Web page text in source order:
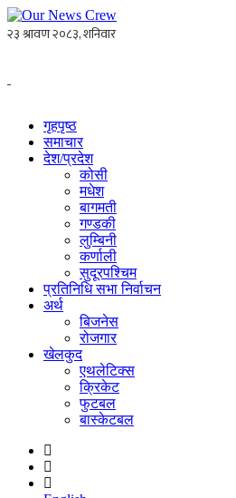
गृहपृष्ठ
समाचार
देश/प्रदेश
कोसी
मधेश
बागमती
गण्डकी
लुम्बिनी
कर्णाली
सुदूरपश्चिम
प्रतिनिधि सभा निर्वाचन
अर्थ
बिजनेस
रोजगार
खेलकुद
एथलेटिक्स
क्रिकेट
फुटबल
बास्केटबल